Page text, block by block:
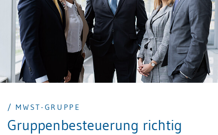
/ MWST-GRUPPE
Gruppenbesteuerung richtig